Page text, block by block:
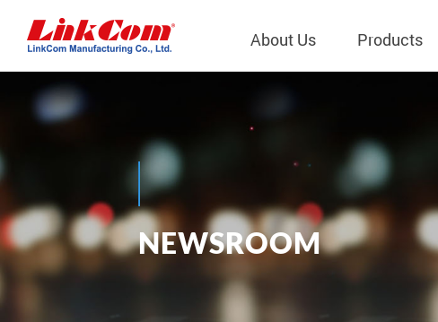
About Us Products
Telecom
LAN Transformers
Power Magnetics
PLC Transformers
EMI/RFI Filter
Qi2.0 Wireless
Qi1.x Wireless
Qi2.2 Wireless
Qi2.0 Wireless
Qi1.x Wireless
Company Overview
Company
Structure
Important
Regulations
NEWSROOM
News